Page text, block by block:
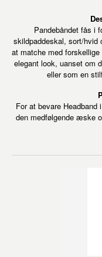
Pandebåndet fås i
skildpaddeskal, sort/hvid
at matche med
elegant look, uanset om
eller som en
For at bevare
den medfølgende æske